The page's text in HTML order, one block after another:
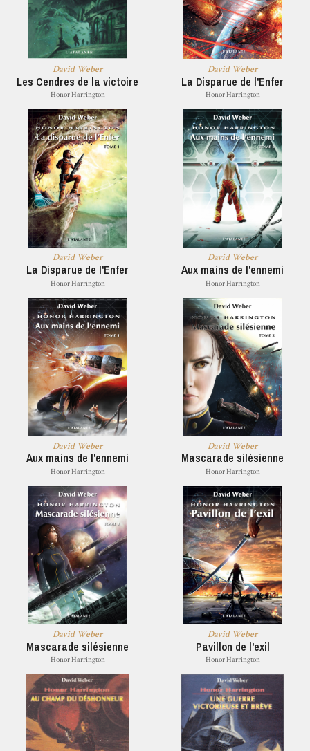
David Weber
Les Cendres de la victoire
Honor Harrington
David Weber
La Disparue de l'Enfer
Honor Harrington
David Weber
La Disparue de l'Enfer
Honor Harrington
David Weber
Aux mains de l'ennemi
Honor Harrington
David Weber
Aux mains de l'ennemi
Honor Harrington
David Weber
Mascarade silésienne
Honor Harrington
David Weber
Mascarade silésienne
Honor Harrington
David Weber
Pavillon de l'exil
Honor Harrington